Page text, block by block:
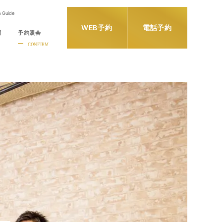
Guide
予約照会
CONFIRM
WEB予約 電話予約